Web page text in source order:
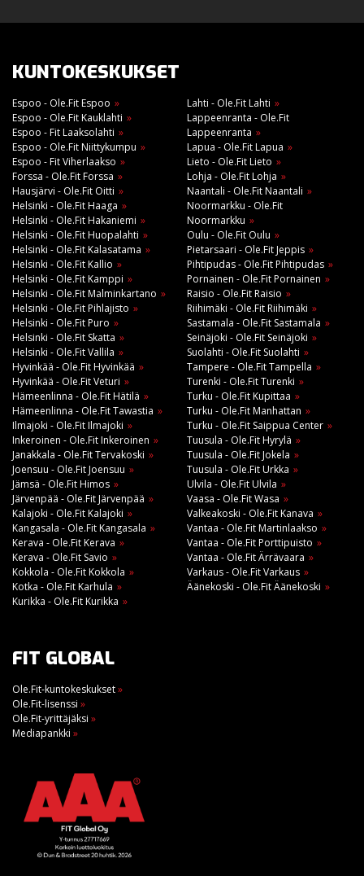
KUNTOKESKUKSET
Espoo - Ole.Fit Espoo
Espoo - Ole.Fit Kauklahti
Espoo - Fit Laaksolahti
Espoo - Ole.Fit Niittykumpu
Espoo - Fit Viherlaakso
Forssa - Ole.Fit Forssa
Hausjärvi - Ole.Fit Oitti
Helsinki - Ole.Fit Haaga
Helsinki - Ole.Fit Hakaniemi
Helsinki - Ole.Fit Huopalahti
Helsinki - Ole.Fit Kalasatama
Helsinki - Ole.Fit Kallio
Helsinki - Ole.Fit Kamppi
Helsinki - Ole.Fit Malminkartano
Helsinki - Ole.Fit Pihlajisto
Helsinki - Ole.Fit Puro
Helsinki - Ole.Fit Skatta
Helsinki - Ole.Fit Vallila
Hyvinkää - Ole.Fit Hyvinkää
Hyvinkää - Ole.Fit Veturi
Hämeenlinna - Ole.Fit Hätilä
Hämeenlinna - Ole.Fit Tawastia
Ilmajoki - Ole.Fit Ilmajoki
Inkeroinen - Ole.Fit Inkeroinen
Janakkala - Ole.Fit Tervakoski
Joensuu - Ole.Fit Joensuu
Jämsä - Ole.Fit Himos
Järvenpää - Ole.Fit Järvenpää
Kalajoki - Ole.Fit Kalajoki
Kangasala - Ole.Fit Kangasala
Kerava - Ole.Fit Kerava
Kerava - Ole.Fit Savio
Kokkola - Ole.Fit Kokkola
Kotka - Ole.Fit Karhula
Kurikka - Ole.Fit Kurikka
Lahti - Ole.Fit Lahti
Lappeenranta - Ole.Fit
Lappeenranta
Lapua - Ole.Fit Lapua
Lieto - Ole.Fit Lieto
Lohja - Ole.Fit Lohja
Naantali - Ole.Fit Naantali
Noormarkku - Ole.Fit
Noormarkku
Oulu - Ole.Fit Oulu
Pietarsaari - Ole.Fit Jeppis
Pihtipudas - Ole.Fit Pihtipudas
Pornainen - Ole.Fit Pornainen
Raisio - Ole.Fit Raisio
Riihimäki - Ole.Fit Riihimäki
Sastamala - Ole.Fit Sastamala
Seinäjoki - Ole.Fit Seinäjoki
Suolahti - Ole.Fit Suolahti
Tampere - Ole.Fit Tampella
Turenki - Ole.Fit Turenki
Turku - Ole.Fit Kupittaa
Turku - Ole.Fit Manhattan
Turku - Ole.Fit Saippua Center
Tuusula - Ole.Fit Hyrylä
Tuusula - Ole.Fit Jokela
Tuusula - Ole.Fit Urkka
Ulvila - Ole.Fit Ulvila
Vaasa - Ole.Fit Wasa
Valkeakoski - Ole.Fit Kanava
Vantaa - Ole.Fit Martinlaakso
Vantaa - Ole.Fit Porttipuisto
Vantaa - Ole.Fit Ärrävaara
Varkaus - Ole.Fit Varkaus
Äänekoski - Ole.Fit Äänekoski
FIT GLOBAL
Ole.Fit-kuntokeskukset»
Ole.Fit-lisenssi »
Ole.Fit-yrittäjäksi »
Mediapankki »